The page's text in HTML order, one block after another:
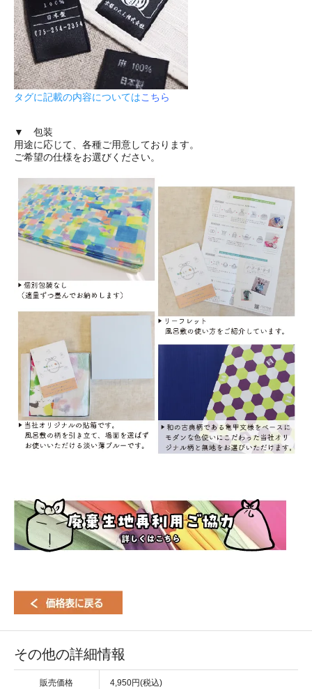
タグに記載の内容についてはこちら
▼ 包装
用途に応じて、各種ご用意しております。
ご希望の仕様をお選びください。
その他の詳細情報
販売価格 4,950円(税込)